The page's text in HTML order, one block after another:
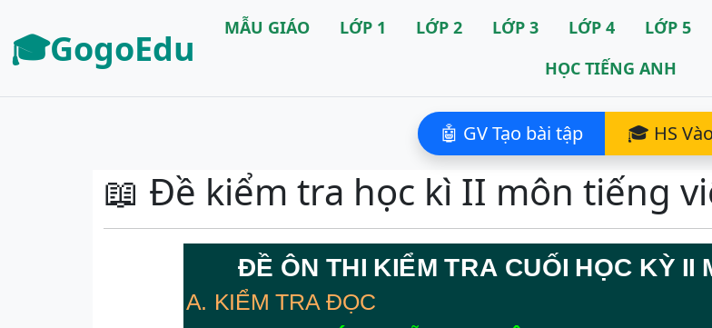
🎓GogoEdu MẪU GIÁO LỚP 1 LỚP 2 LỚP 3 LỚP 4 LỚP 5
HỌC TIẾNG ANH
🤖 GV Tạo bài tập 🎓 HS
📖 Đề kiểm tra học kì II môn tiếng